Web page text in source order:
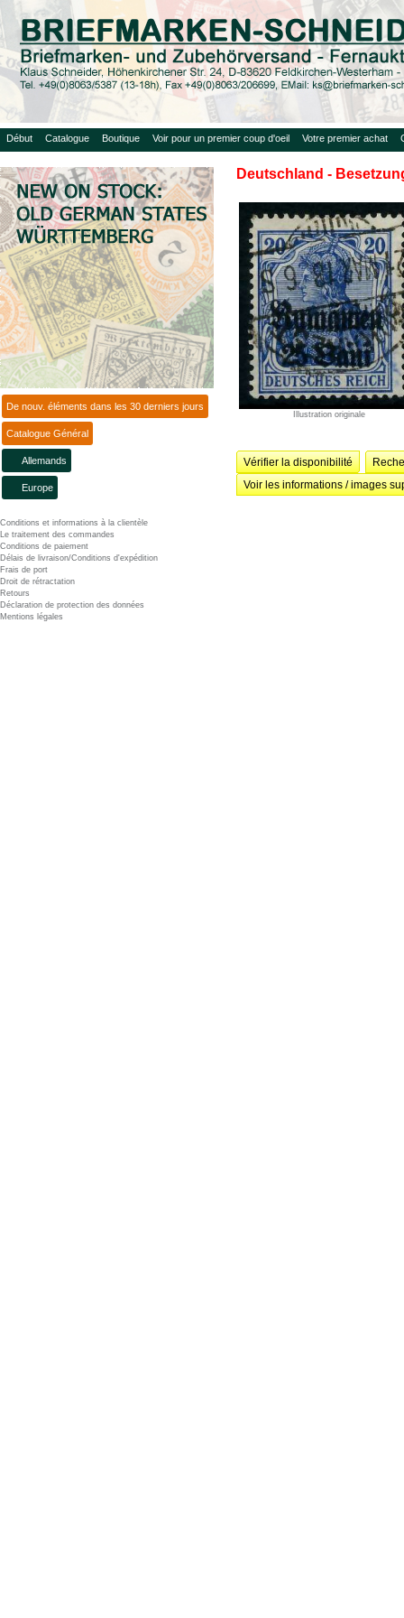
Début Catalogue Boutique Voir pour un premier coup d'oeil Votre premier achat
De nouv. éléments dans les 30 derniers jours
Catalogue Général
Allemands
Europe
Conditions et informations à la clientèle
Le traitement des commandes
Conditions de paiement
Délais de livraison/Conditions d'expédition
Frais de port
Droit de rétractation
Retours
Déclaration de protection des données
Mentions légales
Deutschland -
Illustration originale
Vérifier la disponibilité
Voir les informations / images